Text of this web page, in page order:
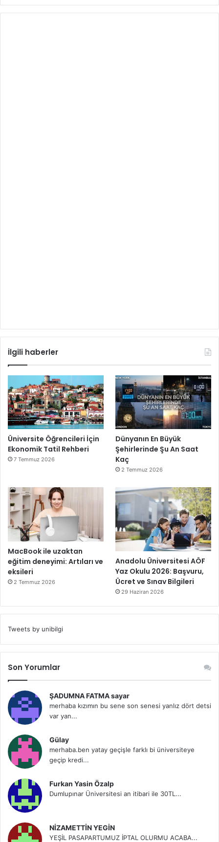
İlgili haberler
Üniversite Öğrencileri İçin
Ekonomik Tatil Rehberi
7 Temmuz 2026
Dünyanın En Büyük
Şehirlerinde Şu An Saat
Kaç
2 Temmuz 2026
MacBook ile uzaktan
eğitim deneyimi: Artıları ve
eksileri
2 Temmuz 2026
Anadolu Üniversitesi AÖF
Yaz Okulu 2026: Başvuru,
Ücret ve Sınav Bilgileri
29 Haziran 2026
Tweets by unibilgi
Son Yorumlar
ŞADUMNA FATMA sayar
merhaba kızımın bu sene son senesi yanlız dört detsi
var yan...
Gülay
merhaba.ben yatay geçişle farklı bi üniversiteye
geçip kredi...
Furkan Yasin Özalp
Dumlupınar Üniversitesi an itibari ile 30TL...
NİZAMETTİN YEGİN
YEŞİL PASAPARTUMUZ İPTAL OLURMU ACABA...